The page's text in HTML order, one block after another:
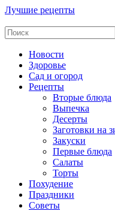
Лучшие рецепты
Новости
Здоровье
Сад и огород
Рецепты
Вторые блюда
Выпечка
Десерты
Заготовки на
Закуски
Первые блюда
Салаты
Торты
Похудение
Праздники
Советы